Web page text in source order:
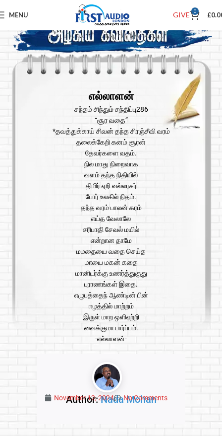
MENU GIVE 0 £
எல்லாளன்
சந்தம் சிந்தும் சந்திப்பு286
“சூர வதை”
*தவத்துக்காய் சிவன் தந்த சிரஞ்சீவி வரம்
தலைக்கேறி கனம் சூரன்
தேவர்களை வதம்.
நில மாது நிறைவாக
வளம் தந்த நிதியில்
திமிர் ஏறி வல்லரசர்
போர் உலகில் நிதம்.
தந்த வரம் பாலன் கரம்
எய்த வேலாலே
சரிபாதி சேவல் மயில்
என்றான தாமே
மமதையை வதை செய்த
மாயை மகன் கதை
மானிடர்க்கு உணர்த்துகுது
புராணங்கள் இதை.
எழுபத்தைந் ஆண்டின் பின்
ஈழத்தில் மாற்றம்
இருள் மாற ஒளிஏற்றி
வைக்குமா பார்ப்பம்.
-எல்லாளன்-
Author:Nada Mohan
November 12, 2024 No Comments